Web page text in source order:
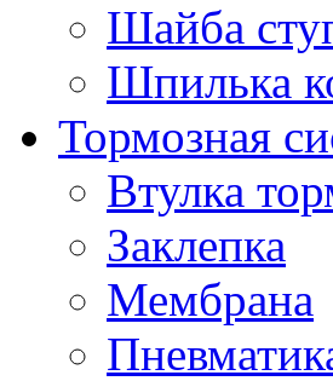
Шайба
Шпилька
Тормозная
Втулка
Заклепка
Мембрана